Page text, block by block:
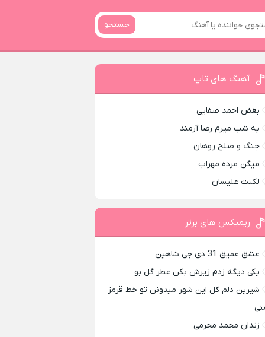
جستجو
آهنگ های تاپ
بغض احمد صفایی
یه شب میرم رضا آرمند
جنگ و صلح روهان
میگن مرده مهراب
لکنت علیسان
ریمیکس های برتر
عشق عمیق 31 دی جی شاهین
یکی دیگه زدم زیرش بکن عطر گل بو
شیرین دلم کل این شهر میدونن تو خط قرمز
زندان محمد محرمی